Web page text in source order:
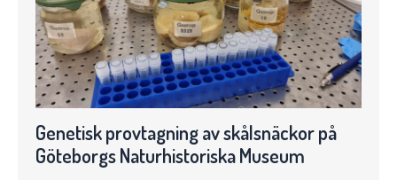
Genetisk provtagning av skålsnäckor på
Göteborgs Naturhistoriska Museum